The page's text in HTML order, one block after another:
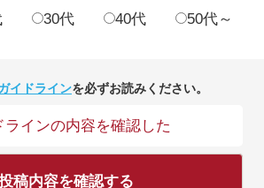
30代 40代 50代～
イドラインを必ずお読みください。
ラインの内容を確認した
稿内容を確認する